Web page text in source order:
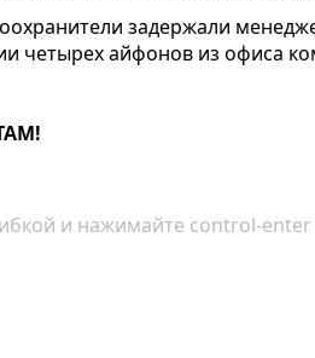
задержали
четырех айфонов из офиса
и нажимайте control-enter